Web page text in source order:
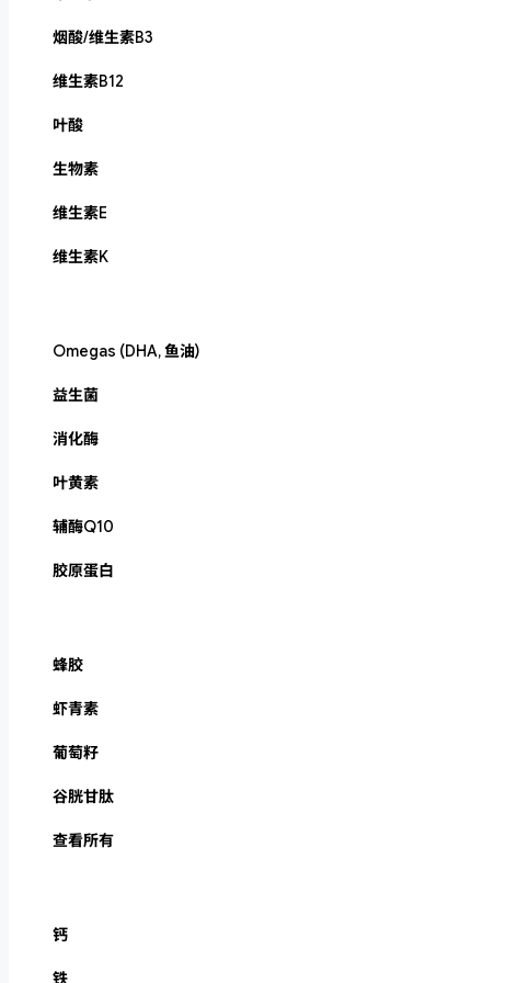
烟酸/维生素B3
维生素B12
叶酸
生物素
维生素E
维生素K
Omegas (DHA, 鱼油)
益生菌
消化酶
叶黄素
辅酶Q10
胶原蛋白
蜂胶
虾青素
葡萄籽
谷胱甘肽
查看所有
钙
铁